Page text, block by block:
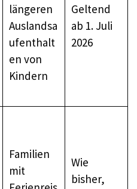
längeren
Auslandsa
ufenthalt
en von
Kindern
Geltend
ab 1. Juli
2026
Familien
mit
Wie
bisher,